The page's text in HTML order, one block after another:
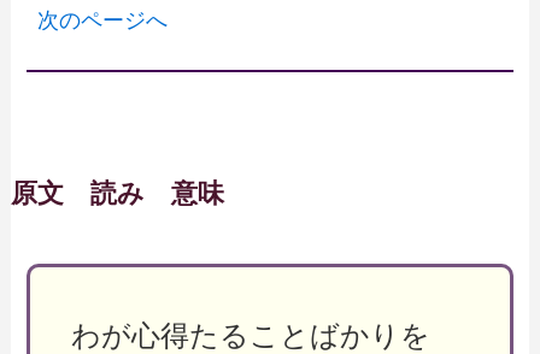
次のページへ
原文 読み 意味
わが心得たることばかりを